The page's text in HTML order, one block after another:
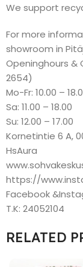
We support
For more
showroom in
Openinghours &
2654)
Mo-Fr: 10.00 –
Sa: 11.00 – 18.00
Su: 12.00 – 17.00
Kornetintie 6 A,
HsAura
https://
Facebook
T.K: 24052104
RELATED